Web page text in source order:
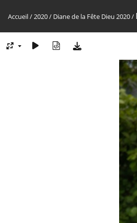
Accueil/2020/ Diane de la Fête Dieu 2020/